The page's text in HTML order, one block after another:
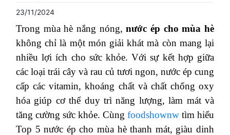
23/11/2024
Trong mùa hè nắng nóng,nước ép cho mùa hè
không chỉ là một món giải khát mà còn mang lại
nhiều lợi ích cho sức khỏe. Với sự kết hợp giữa
các loại trái cây và rau củ tươi ngon, nước ép cung
cấp các vitamin, khoáng chất và chất chống oxy
hóa giúp cơ thể duy trì năng lượng, làm mát và
tăng cường sức khỏe. Cùng foodshownw tìm hiểu
Top 5 nước ép cho mùa hè thanh mát, giàu dinh